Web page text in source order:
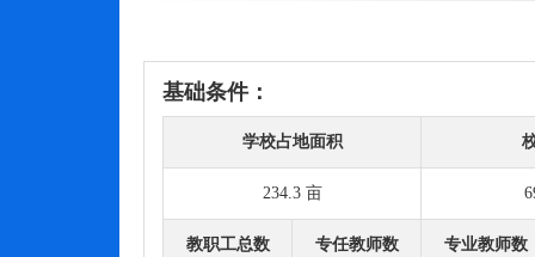
基础条件：
学校占地面积
234.3 亩
教职工总数 专任教师数 专业教师数